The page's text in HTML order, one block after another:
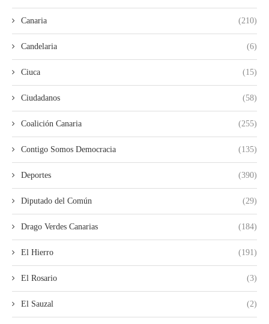
Canaria (210)
Candelaria (6)
Ciuca (15)
Ciudadanos (58)
Coalición Canaria (255)
Contigo Somos Democracia (135)
Deportes (390)
Diputado del Común (29)
Drago Verdes Canarias (184)
El Hierro (191)
El Rosario (3)
El Sauzal (2)